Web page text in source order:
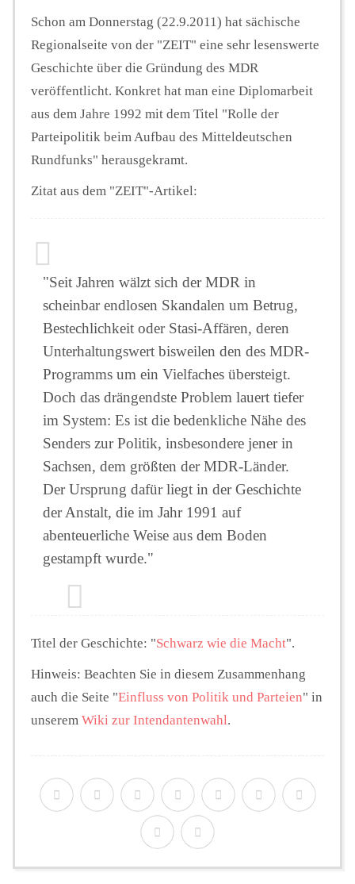
Hintergrund
FUNKTURM-Beiträge
Podcast
Schon am Donnerstag (22.9.2011) hat sächische
Regionalseite von der "ZEIT" eine sehr lesenswerte
Geschichte über die Gründung des MDR
veröffentlicht. Konkret hat man eine Diplomarbeit
aus dem Jahre 1992 mit dem Titel "Rolle der
Parteipolitik beim Aufbau des Mitteldeutschen
Rundfunks" herausgekramt.
Zitat aus dem "ZEIT"-Artikel:
"Seit Jahren wälzt sich der MDR in
scheinbar endlosen Skandalen um Betrug,
Bestechlichkeit oder Stasi-Affären, deren
Unterhaltungswert bisweilen den des MDR-
Programms um ein Vielfaches übersteigt.
Doch das drängendste Problem lauert tiefer
im System: Es ist die bedenkliche Nähe des
Senders zur Politik, insbesondere jener in
Sachsen, dem größten der MDR-Länder.
Der Ursprung dafür liegt in der Geschichte
der Anstalt, die im Jahr 1991 auf
abenteuerliche Weise aus dem Boden
gestampft wurde."
Titel der Geschichte: "Schwarz wie die Macht".
Hinweis: Beachten Sie in diesem Zusammenhang
auch die Seite "Einfluss von Politik und Parteien" in
unserem Wiki zur Intendantenwahl.